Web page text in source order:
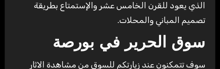
الذي يعود للقرن الخامس عشر والإستمتاع بطريقة
تصميم المباني والمحلات.
سوق الحرير في بورصة
سوف تتمكنون عند زيارتكم للسوق من مشاهدة الاثار